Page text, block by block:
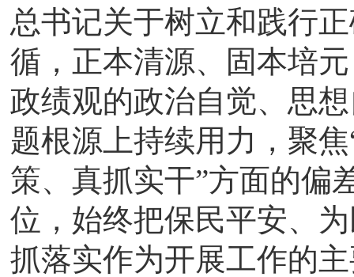
总书记关于树立和践行
循，正本清源、固本培
政绩观的政治自觉、思
题根源上持续用力，聚
策、真抓实干”方面的偏
位，始终把保民平安、
抓落实作为开展工作的